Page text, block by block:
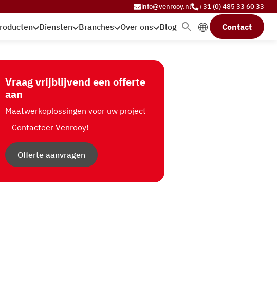
info@venrooy.nl +31 (0) 485 33 60 33
Diensten Branches Over ons Blog Contact
Vraag vrijblijvend een offerte
aan
Maatwerkoplossingen voor uw project
– Contacteer Venrooy!
Offerte aanvragen